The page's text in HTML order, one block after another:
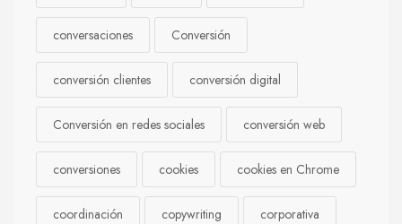
conversaciones Conversión
conversión clientes conversión digital
Conversión en redes sociales conversión web
conversiones cookies cookies en Chrome
coordinación copywriting corporativa